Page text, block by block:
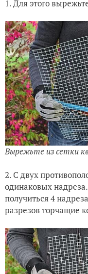
1. Для этого
Вырежьте из сетки
2. С двух
одинаковых
получиться 4
разрезов торчащие